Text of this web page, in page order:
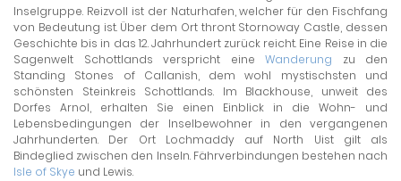
Inselgruppe. Reizvoll ist der Naturhafen, welcher für den Fischfang
von Bedeutung ist. Über dem Ort thront Stornoway Castle, dessen
Geschichte bis in das 12. Jahrhundert zurück reicht. Eine Reise in die
Sagenwelt Schottlands verspricht eine Wanderung zu den
Standing Stones of Callanish, dem wohl mystischsten und
schönsten Steinkreis Schottlands. Im Blackhouse, unweit des
Dorfes Arnol, erhalten Sie einen Einblick in die Wohn- und
Lebensbedingungen der Inselbewohner in den vergangenen
Jahrhunderten. Der Ort Lochmaddy auf North Uist gilt als
Bindeglied zwischen den Inseln. Fährverbindungen bestehen nach
Isle of Skye und Lewis.